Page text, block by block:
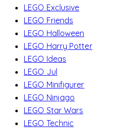
LEGO Exclusive
LEGO Friends
LEGO Halloween
LEGO Harry Potter
LEGO Ideas
LEGO Jul
LEGO Minifigurer
LEGO Ninjago
LEGO Star Wars
LEGO Technic